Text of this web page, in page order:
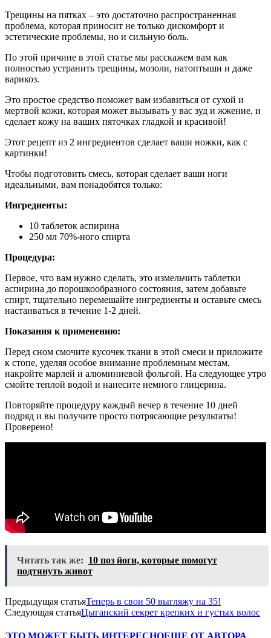
Трещины на пятках – это достаточно распространенная
проблема, которая приносит не только дискомфорт и
эстетические проблемы, но и сильную боль.
По этой причине в этой статье мы расскажем вам как
полностью устранить трещины, мозоли, натоптыши и даже
варикоз.
Это простое средство поможет вам избавиться от сухой и
мертвой кожи, которая может вызывать у вас зуд и жжение, и
сделает кожу на ваших пяточках гладкой и красивой!
Этот рецепт из 2 ингредиентов сделает ваши ножки, как с
картинки!
Чтобы подготовить смесь, которая сделает ваши ноги
идеальными, вам понадобятся только:
Ингредиенты:
10 таблеток аспирина
250 мл 70%-ного спирта
Процедура:
Первое, что вам нужно сделать, это измельчить таблетки
аспирина до порошкообразного состояния, затем добавьте
спирт, тщательно перемешайте ингредиенты и оставьте смесь
настаиваться в течение 1-2 дней.
Показания к применению:
Перед сном смочите кусочек ткани в этой смеси и приложите
к стопе, уделяя особое внимание проблемным местам,
накройте марлей и алюминиевой фольгой. На следующее утро
смойте теплой водой и нанесите немного глицерина.
Повторяйте процедуру каждый вечер в течение 10 дней
подряд и вы получите просто потрясающие результаты!
Проверено!
Читать так же: 10 поз йоги, которые помогут
подтянуть живот
Предыдущая статьяТеперь в свои 50 выгляжу на 35!
Следующая статьяЦыганский секрет крепких и густых волос
ЭТО МОЖЕТ БЫТЬ ИНТЕРЕСНОЕЩЕ ОТ АВТОРА